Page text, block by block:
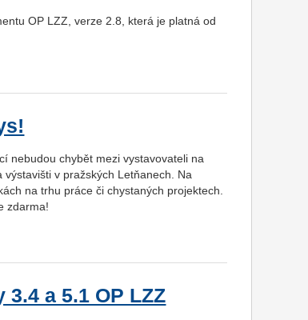
OP LZZ, verze 2.8, která je platná od
nebudou chybět mezi vystavovateli na
v pražských Letňanech. Na
na trhu práce či chystaných projektech.
zdarma!
a 5.1 OP LZZ